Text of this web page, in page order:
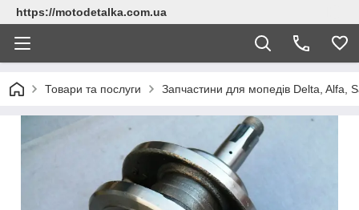
https://motodetalka.com.ua
Товари та послуги Запчастини для мопедів Delta, Alfa,